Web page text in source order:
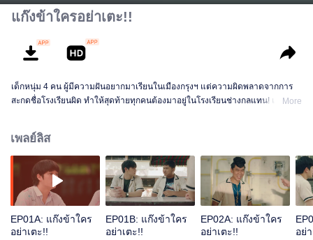
แก๊งข้าใครอย่าเตะ!!
เด็กหนุ่ม 4 คน ผู้มีความฝันอยากมาเรียนในเมืองกรุงฯ แต่ความผิดพลาดจากการ
สะกดชื่อโรงเรียนผิด ทำให้สุดท้ายทุกคนต้องมาอยู่ในโรงเรียนช่างกลแทน! และที่More
เพลย์ลิส
EP01A: แก๊งข้าใคร
อย่าเตะ!!
EP01B: แก๊งข้าใคร
อย่าเตะ!!
EP02A: แก๊งข้าใคร
อย่าเตะ!!
อย่